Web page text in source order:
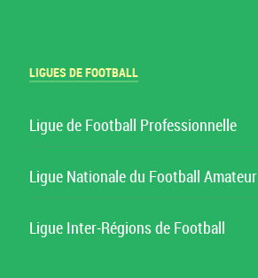
LIGUES DE FOOTBALL
Ligue de Football Professionnelle
Ligue Nationale du Football Amateur
Ligue Inter-Régions de Football